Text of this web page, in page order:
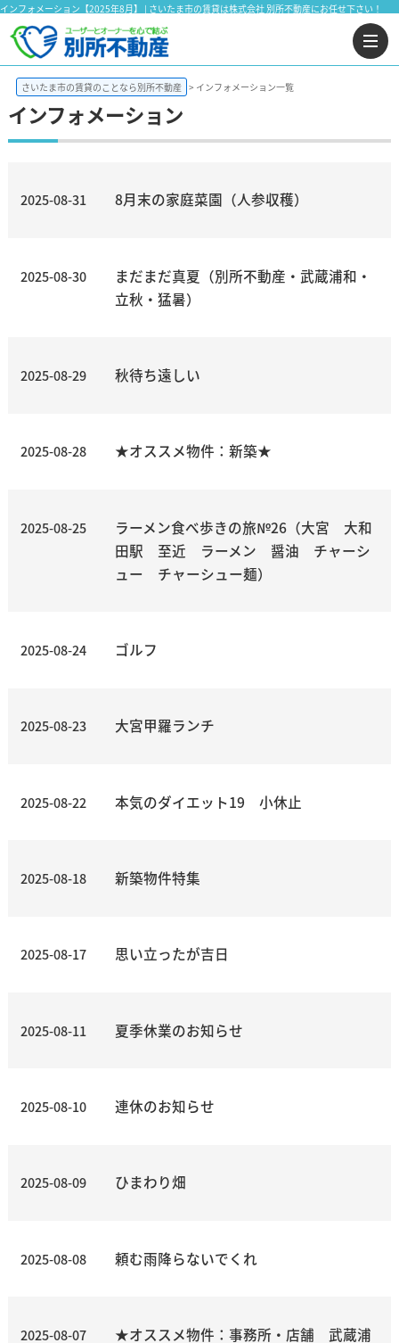
インフォメーション【2025年8月】 | さいたま市の賃貸は株式会社 別所不動産にお任せ下さい！
さいたま市の賃貸のことなら別所不動産 インフォメーション一覧
インフォメーション
2025-08-31 8月末の家庭菜園（人参収穫）
2025-08-30
まだまだ真夏（別所不動産・武蔵浦和・
立秋・猛暑）
2025-08-29 秋待ち遠しい
2025-08-28 ★オススメ物件：新築★
2025-08-25
ラーメン食べ歩きの旅№26（大宮 大和
田駅 至近 ラーメン 醤油 チャーシ
ュー チャーシュー麺）
2025-08-24 ゴルフ
2025-08-23 大宮甲羅ランチ
2025-08-22 本気のダイエット19 小休止
2025-08-18 新築物件特集
2025-08-17 思い立ったが吉日
2025-08-11 夏季休業のお知らせ
2025-08-10 連休のお知らせ
2025-08-09 ひまわり畑
2025-08-08 頼む雨降らないでくれ
2025-08-07
★オススメ物件：事務所・店舗 武蔵浦